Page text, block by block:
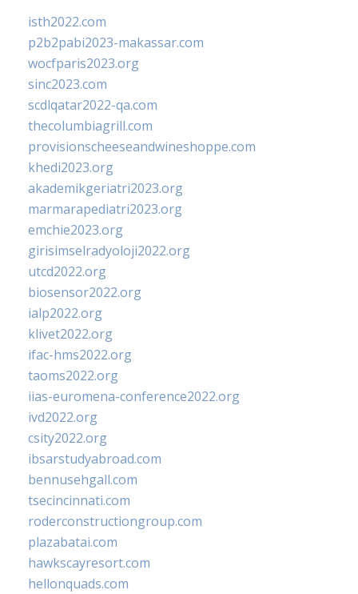
isth2022.com
p2b2pabi2023-makassar.com
wocfparis2023.org
sinc2023.com
scdlqatar2022-qa.com
thecolumbiagrill.com
provisionscheeseandwineshoppe.com
khedi2023.org
akademikgeriatri2023.org
marmarapediatri2023.org
emchie2023.org
girisimselradyoloji2022.org
utcd2022.org
biosensor2022.org
ialp2022.org
klivet2022.org
ifac-hms2022.org
taoms2022.org
iias-euromena-conference2022.org
ivd2022.org
csity2022.org
ibsarstudyabroad.com
bennusehgall.com
tsecincinnati.com
roderconstructiongroup.com
plazabatai.com
hawkscayresort.com
hellonquads.com